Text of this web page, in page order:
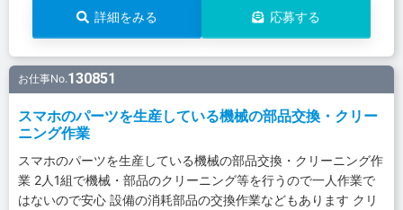
詳細をみる 応募する
お仕事No.130851
スマホのパーツを生産している機械の部品交換・クリー
ニング作業
スマホのパーツを生産している機械の部品交換・クリーニング作
業 2人1組で機械・部品のクリーニング等を行うので一人作業で
はないので安心 設備の消耗部品の交換作業などもあります クリ